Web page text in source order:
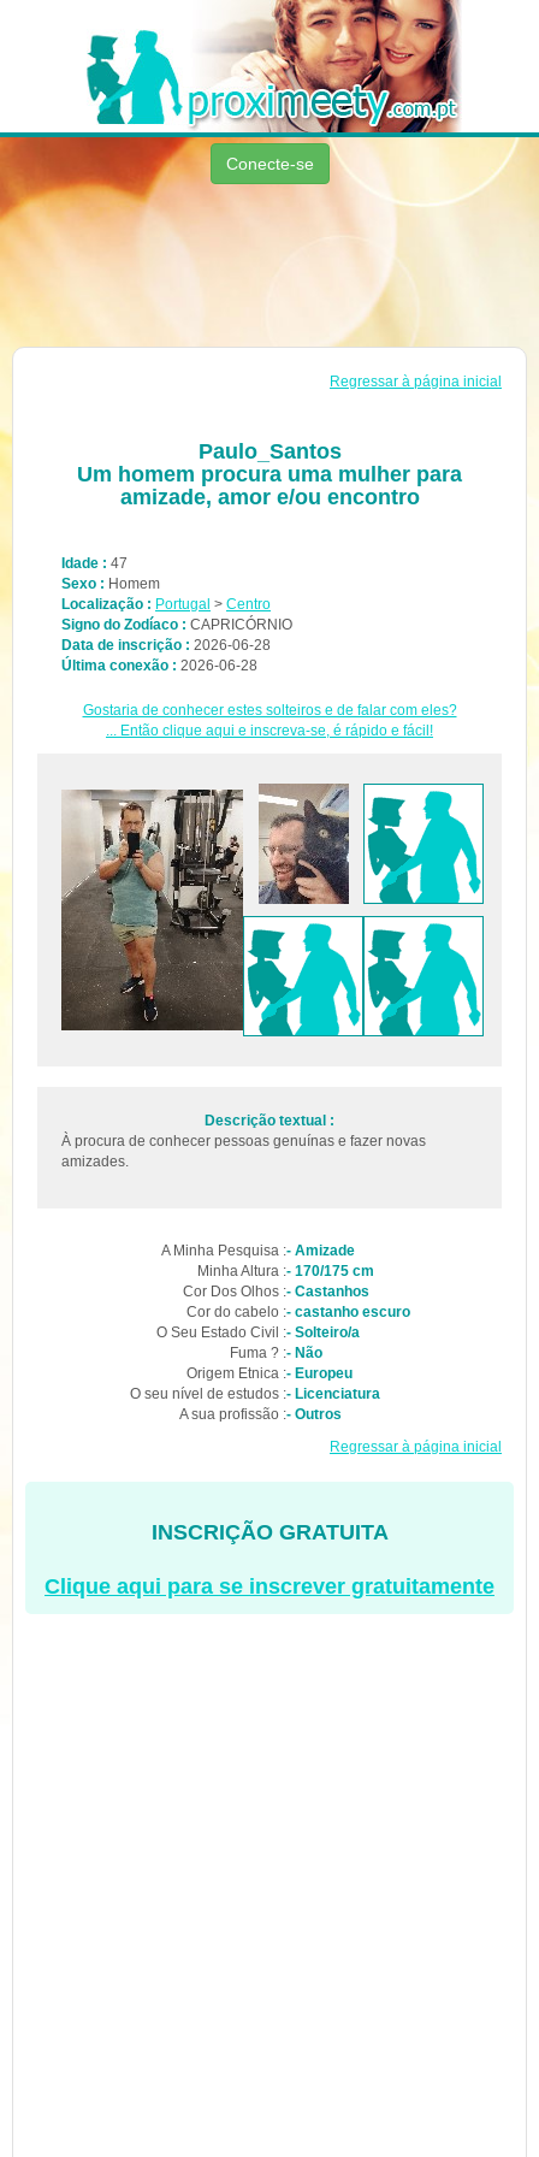
Conecte-se
Regressar à página inicial
Paulo_Santos
Um homem procura uma mulher para
amizade, amor e/ou encontro
Idade : 47
Sexo : Homem
Localização : Portugal > Centro
Signo do Zodíaco : CAPRICÓRNIO
Data de inscrição : 2026-06-28
Última conexão : 2026-06-28
Gostaria de conhecer estes solteiros e de falar com eles?
... Então clique aqui e inscreva-se, é rápido e fácil!
Descrição textual :
À procura de conhecer pessoas genuínas e fazer novas
amizades.
A Minha Pesquisa :- Amizade
Minha Altura :- 170/175 cm
Cor Dos Olhos :- Castanhos
Cor do cabelo :- castanho escuro
O Seu Estado Civil :- Solteiro/a
Fuma ? :- Não
Origem Etnica :- Europeu
O seu nível de estudos :- Licenciatura
A sua profissão :- Outros
Regressar à página inicial
INSCRIÇÃO GRATUITA
Clique aqui para se inscrever gratuitamente